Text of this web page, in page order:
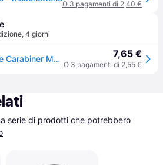
O 3 pagamenti di 2,40 €
, 4 giorni
Black Diamond Miniwire Carabiner Moschettoni a leva verde - Verde 7,65 €
O 3 pagamenti di 2,55 €
serie di prodotti che potrebbero